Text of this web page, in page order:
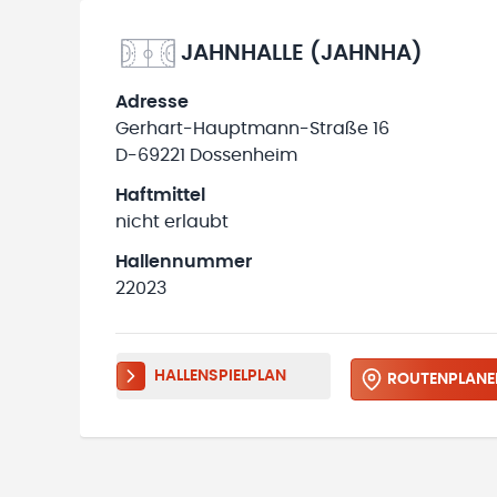
JAHNHALLE (JAHNHA)
Adresse
Gerhart-Hauptmann-Straße 16
D-69221 Dossenheim
Haftmittel
nicht erlaubt
Hallennummer
22023
HALLENSPIELPLAN